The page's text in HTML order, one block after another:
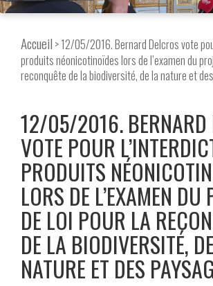
Accueil > 12/05/2016. Bernard Delcros vote
produits néonicotinoïdes lors de l’examen du
reconquête de la biodiversité, de la nature et
12/05/2016. BERNARD
VOTE POUR
PRODUITS
LORS DE L’EXAMEN DU
DE LOI POUR LA
DE LA BIODIVERSITÉ,
NATURE ET DES